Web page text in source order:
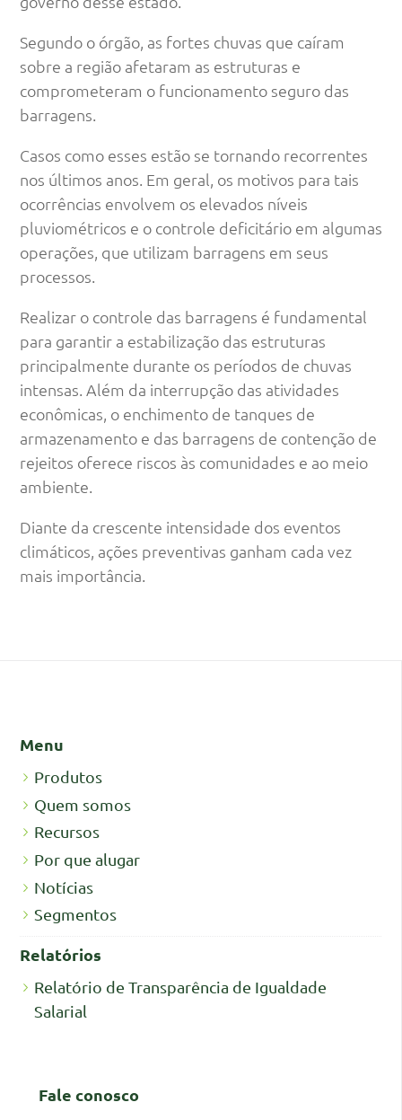
Segundo o órgão, as fortes chuvas que caíram
sobre a região afetaram as estruturas e
comprometeram o funcionamento seguro das
barragens.
Casos como esses estão se tornando recorrentes
nos últimos anos. Em geral, os motivos para tais
ocorrências envolvem os elevados níveis
pluviométricos e o controle deficitário em algumas
operações, que utilizam barragens em seus
processos.
Realizar o controle das barragens é fundamental
para garantir a estabilização das estruturas
principalmente durante os períodos de chuvas
intensas. Além da interrupção das atividades
econômicas, o enchimento de tanques de
armazenamento e das barragens de contenção de
rejeitos oferece riscos às comunidades e ao meio
ambiente.
Diante da crescente intensidade dos eventos
climáticos, ações preventivas ganham cada vez
mais importância.
Menu
Produtos
Quem somos
Recursos
Por que alugar
Notícias
Segmentos
Relatórios
Relatório de Transparência de Igualdade
Salarial
Fale conosco